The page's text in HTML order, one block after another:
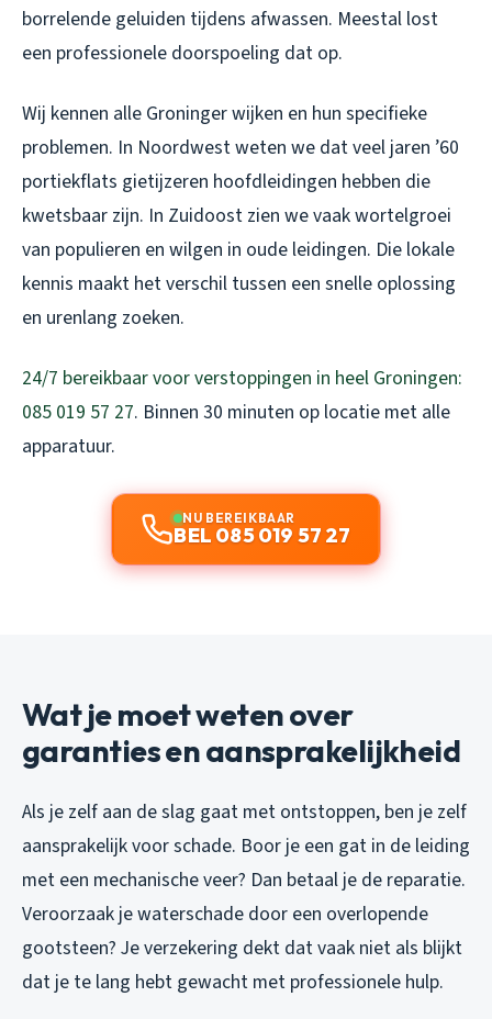
borrelende geluiden tijdens afwassen. Meestal lost
een professionele doorspoeling dat op.
Wij kennen alle Groninger wijken en hun specifieke
problemen. In Noordwest weten we dat veel jaren ’60
portiekflats gietijzeren hoofdleidingen hebben die
kwetsbaar zijn. In Zuidoost zien we vaak wortelgroei
van populieren en wilgen in oude leidingen. Die lokale
kennis maakt het verschil tussen een snelle oplossing
en urenlang zoeken.
24/7 bereikbaar voor verstoppingen in heel Groningen:
085 019 57 27. Binnen 30 minuten op locatie met alle
apparatuur.
NU BEREIKBAAR
BEL 085 019 57 27
Wat je moet weten over
garanties en aansprakelijkheid
Als je zelf aan de slag gaat met ontstoppen, ben je zelf
aansprakelijk voor schade. Boor je een gat in de leiding
met een mechanische veer? Dan betaal je de reparatie.
Veroorzaak je waterschade door een overlopende
gootsteen? Je verzekering dekt dat vaak niet als blijkt
dat je te lang hebt gewacht met professionele hulp.